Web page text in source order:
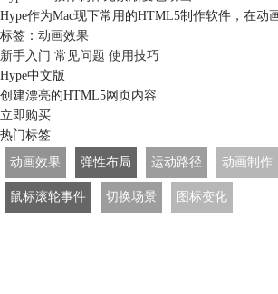
Hype作为Mac现下常用的HTML5制作软件，在动
标签： 动画效果
新手入门 常见问题 使用技巧
Hype中文版
创建漂亮的HTML5网页内容
立即购买
热门标签
动画效果
弹性布局 运动路径 动画制作
鼠标滚轮事件 切换场景 图标变化